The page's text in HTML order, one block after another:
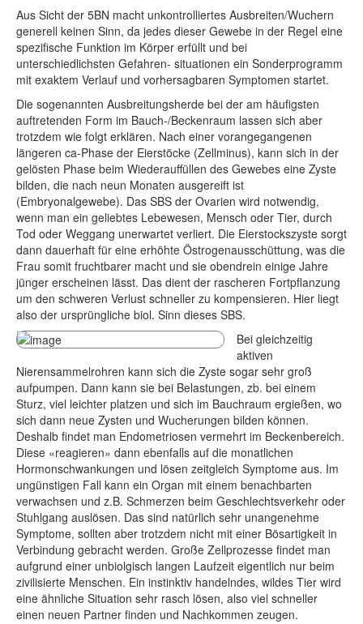
Aus Sicht der 5BN macht unkontrolliertes Ausbreiten/Wuchern
generell keinen Sinn, da jedes dieser Gewebe in der Regel eine
spezifische Funktion im Körper erfüllt und bei
unterschiedlichsten Gefahren- situationen ein Sonderprogramm
mit exaktem Verlauf und vorhersagbaren Symptomen startet.
Die sogenannten Ausbreitungsherde bei der am häufigsten
auftretenden Form im Bauch-/Beckenraum lassen sich aber
trotzdem wie folgt erklären. Nach einer vorangegangenen
längeren ca-Phase der Eierstöcke (Zellminus), kann sich in der
gelösten Phase beim Wiederauffüllen des Gewebes eine Zyste
bilden, die nach neun Monaten ausgereift ist
(Embryonalgewebe). Das SBS der Ovarien wird notwendig,
wenn man ein geliebtes Lebewesen, Mensch oder Tier, durch
Tod oder Weggang unerwartet verliert. Die Eierstockszyste sorgt
dann dauerhaft für eine erhöhte Östrogenausschüttung, was die
Frau somit fruchtbarer macht und sie obendrein einige Jahre
jünger erscheinen lässt. Das dient der rascheren Fortpflanzung
um den schweren Verlust schneller zu kompensieren. Hier liegt
also der ursprüngliche biol. Sinn dieses SBS.
Bei gleichzeitig
aktiven
Nierensammelrohren kann sich die Zyste sogar sehr groß
aufpumpen. Dann kann sie bei Belastungen, zb. bei einem
Sturz, viel leichter platzen und sich im Bauchraum ergießen, wo
sich dann neue Zysten und Wucherungen bilden können.
Deshalb findet man Endometriosen vermehrt im Beckenbereich.
Diese «reagieren» dann ebenfalls auf die monatlichen
Hormonschwankungen und lösen zeitgleich Symptome aus. Im
ungünstigen Fall kann ein Organ mit einem benachbarten
verwachsen und z.B. Schmerzen beim Geschlechtsverkehr oder
Stuhlgang auslösen. Das sind natürlich sehr unangenehme
Symptome, sollten aber trotzdem nicht mit einer Bösartigkeit in
Verbindung gebracht werden. Große Zellprozesse findet man
aufgrund einer unbiolgisch langen Laufzeit eigentlich nur beim
zivilisierte Menschen. Ein instinktiv handelndes, wildes Tier wird
eine ähnliche Situation sehr rasch lösen, also viel schneller
einen neuen Partner finden und Nachkommen zeugen.